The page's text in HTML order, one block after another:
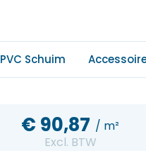
PVC Schuim
€ 90,87 / m²
Excl. BTW